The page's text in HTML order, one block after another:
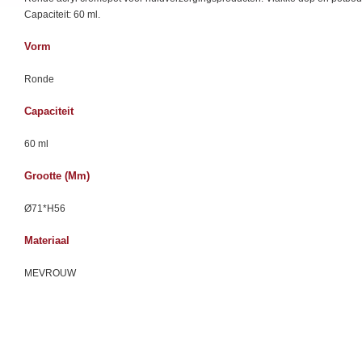
Capaciteit: 60 ml.
Vorm
Ronde
Capaciteit
60 ml
Grootte (mm)
Ø71*H56
Materiaal
MEVROUW